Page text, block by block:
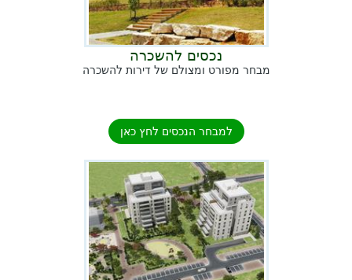
נכסים להשכרה
מבחר מפורט ומצולם של דירות להשכרה
למבחר הנכסים לחץ כאן